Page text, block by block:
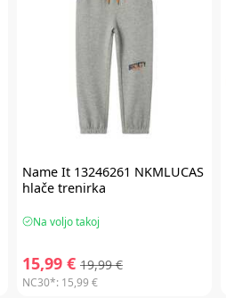
Name It13246261 NKMLUCAS
hlače trenirka
Na voljo takoj
15,99 € 19,99 €
NC30*: 15,99 €